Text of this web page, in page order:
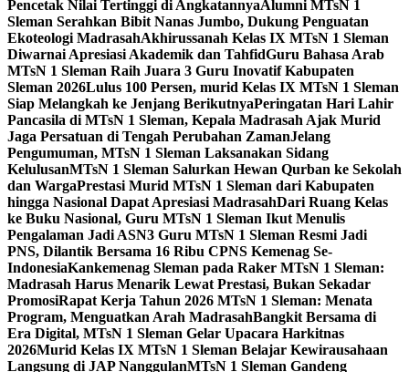
Pencetak Nilai Tertinggi di AngkatannyaAlumni MTsN 1
Sleman Serahkan Bibit Nanas Jumbo, Dukung Penguatan
Ekoteologi MadrasahAkhirussanah Kelas IX MTsN 1 Sleman
Diwarnai Apresiasi Akademik dan TahfidGuru Bahasa Arab
MTsN 1 Sleman Raih Juara 3 Guru Inovatif Kabupaten
Sleman 2026Lulus 100 Persen, murid Kelas IX MTsN 1 Sleman
Siap Melangkah ke Jenjang BerikutnyaPeringatan Hari Lahir
Pancasila di MTsN 1 Sleman, Kepala Madrasah Ajak Murid
Jaga Persatuan di Tengah Perubahan ZamanJelang
Pengumuman, MTsN 1 Sleman Laksanakan Sidang
KelulusanMTsN 1 Sleman Salurkan Hewan Qurban ke Sekolah
dan WargaPrestasi Murid MTsN 1 Sleman dari Kabupaten
hingga Nasional Dapat Apresiasi MadrasahDari Ruang Kelas
ke Buku Nasional, Guru MTsN 1 Sleman Ikut Menulis
Pengalaman Jadi ASN3 Guru MTsN 1 Sleman Resmi Jadi
PNS, Dilantik Bersama 16 Ribu CPNS Kemenag Se-
IndonesiaKankemenag Sleman pada Raker MTsN 1 Sleman:
Madrasah Harus Menarik Lewat Prestasi, Bukan Sekadar
PromosiRapat Kerja Tahun 2026 MTsN 1 Sleman: Menata
Program, Menguatkan Arah MadrasahBangkit Bersama di
Era Digital, MTsN 1 Sleman Gelar Upacara Harkitnas
2026Murid Kelas IX MTsN 1 Sleman Belajar Kewirausahaan
Langsung di JAP NanggulanMTsN 1 Sleman Gandeng